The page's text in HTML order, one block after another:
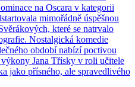
na Oscara v kategorii
mimořádně úspěšnou
které se natrvalo
Nostalgická komedie
období nabízí poctivou
Jana Třísky v roli učitele
jako přísného, ale spravedlivého